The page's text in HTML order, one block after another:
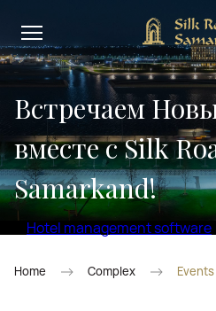
Встречаем
вместе с Silk
Samarkand!
Hotel management software
Home Complex